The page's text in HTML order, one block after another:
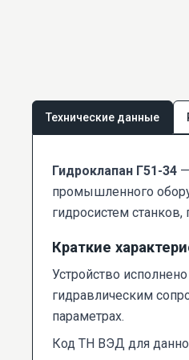
Технические данные
Гидроклапан Г51-34
промышленного
гидросистем станков,
Краткие
Устройство
гидравлическим
параметрах.
Код ТН ВЭД для